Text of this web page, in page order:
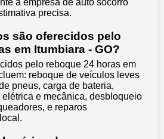
a empresa de auto socorro
precisa.
são oferecidos pelo
em Itumbiara - GO?
pelo reboque 24 horas em
reboque de veículos leves
pneus, carga de bateria,
e mecânica, desbloqueio
e reparos